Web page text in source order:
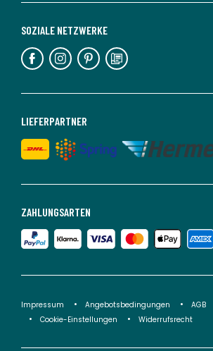
ZAHLUNGSARTEN
LIEFERPARTNER
SOZIALE NETZWERKE
Impressum Angebotsbedingungen AGB
Cookie-Einstellungen
Widerrufsrecht